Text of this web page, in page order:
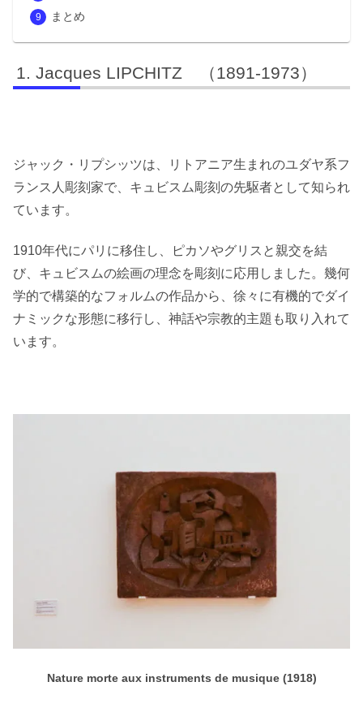
まとめ
Jacques LIPCHITZ （1891-1973）
ジャック・リプシッツは、リトアニア生まれのユダヤ系フ
ランス人彫刻家で、キュビスム彫刻の先駆者として知られ
ています。
1910年代にパリに移住し、ピカソやグリスと親交を結
び、キュビスムの絵画の理念を彫刻に応用しました。幾何
学的で構築的なフォルムの作品から、徐々に有機的でダイ
ナミックな形態に移行し、神話や宗教的主題も取り入れて
います。
Nature morte aux instruments de musique (1918)